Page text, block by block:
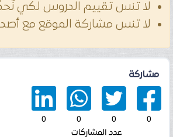
لا تنس تقييم الدروس لكي
لا تنس مشاركة الموقع مع
مشاركة
0
0
0
0
عدد المشاركات